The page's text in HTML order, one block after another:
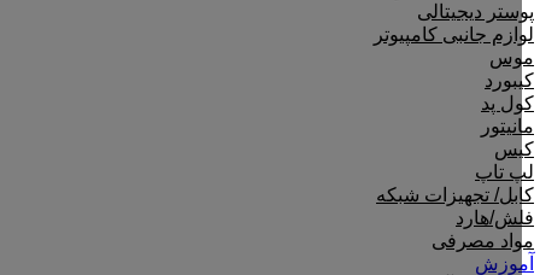
پوستر دیجیتالی
لوازم جانبی کامپیوتر
موس
کیبورد
کول پد
مانیتور
کیس
لپ تاپ
کابل/ تجهیزات شبکه
فلش/هارد
مواد مصرفی
آموزش